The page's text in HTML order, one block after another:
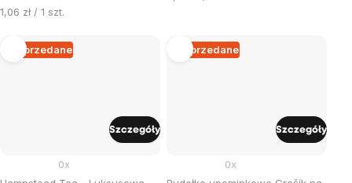
Cena
1,06 zł / 1 szt.
Wyprzedane
0x
Szczegóły
Wyprzedane
0x
Szczegóły